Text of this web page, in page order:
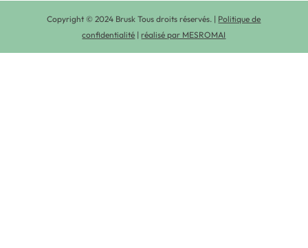
Copyright © 2024 Brusk Tous droits réservés. | Politique de
confidentialité |réalisé par MESROMAI